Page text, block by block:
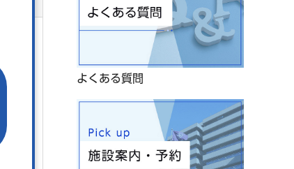
よくある質問